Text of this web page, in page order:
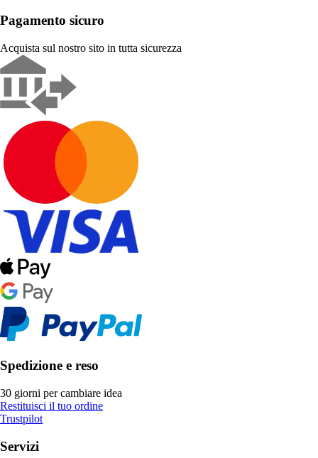
Pagamento sicuro
Acquista sul nostro sito in tutta sicurezza
Spedizione e reso
30 giorni per cambiare idea
Restituisci il tuo ordine
Trustpilot
Servizi